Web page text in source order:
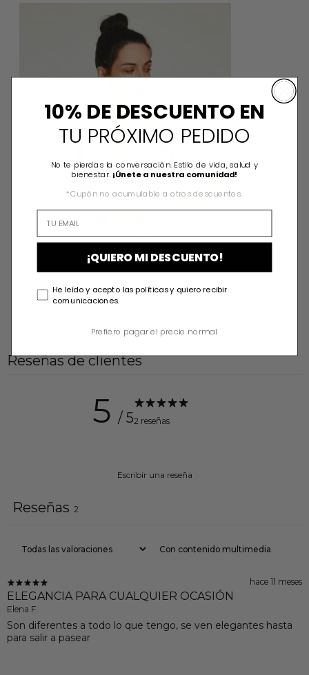
Reseñas de clientes
5 / 52 reseñas
Escribir una reseña
Reseñas 2
Con contenido multimedia
hace 11 meses
ELEGANCIA PARA CUALQUIER OCASIÓN
Elena F.
Son diferentes a todo lo que tengo, se ven elegantes hasta
para salir a pasear
10% DE DESCUENTO EN
TU PRÓXIMO PEDIDO
No te pierdas la conversación. Estilo de vida, salud y
bienestar. ¡Únete a nuestra comunidad!
*Cupón no acumulable a otros descuentos.
¡QUIERO MI DESCUENTO!
He leído y acepto las políticas y quiero recibir
comunicaciones.
Prefiero pagar el precio normal.